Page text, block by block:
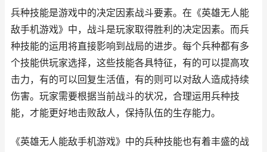
兵种技能是游戏中的决定因素战斗要素。在《英雄无人能
敌手机游戏》中，战斗是玩家取得胜利的决定因素。而兵
种技能的运用将直接影响到战局的进步。每个兵种都有多
个技能供玩家选择，这些技能各具特征，有的可以提高攻
击力，有的可以回复生活值，有的则可以对敌人造成持续
伤害。玩家需要根据当前战斗的状况，合理运用兵种技
能，才能更好地击败敌人，保持队伍的生存能力。
《英雄无人能敌手机游戏》中的兵种技能也有着丰盛的战